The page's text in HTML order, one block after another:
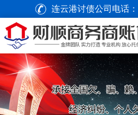
连云港讨债公司电话：